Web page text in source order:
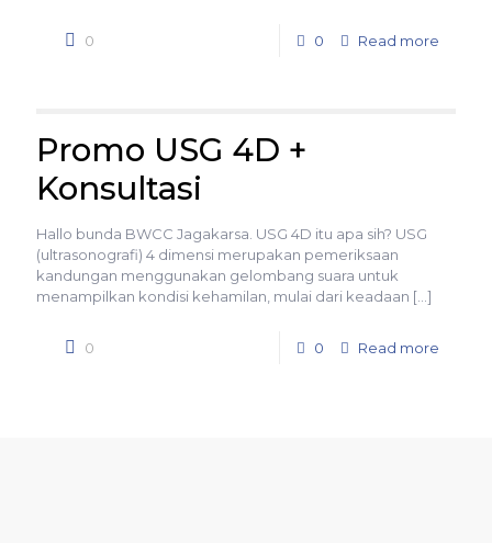
0 0 Read more
Promo USG 4D +
Konsultasi
Hallo bunda BWCC Jagakarsa. USG 4D itu apa sih? USG
(ultrasonografi) 4 dimensi merupakan pemeriksaan
kandungan menggunakan gelombang suara untuk
menampilkan kondisi kehamilan, mulai dari keadaan […]
0 0 Read more